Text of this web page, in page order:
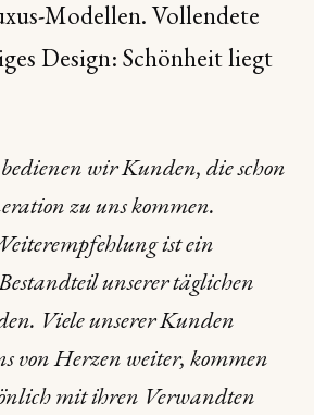
Modellen. Vollendete
Design: Schönheit liegt
wir Kunden, die schon
zu uns kommen.
ist ein
unserer täglichen
Viele unserer Kunden
von Herzen weiter, kommen
mit ihren Verwandten